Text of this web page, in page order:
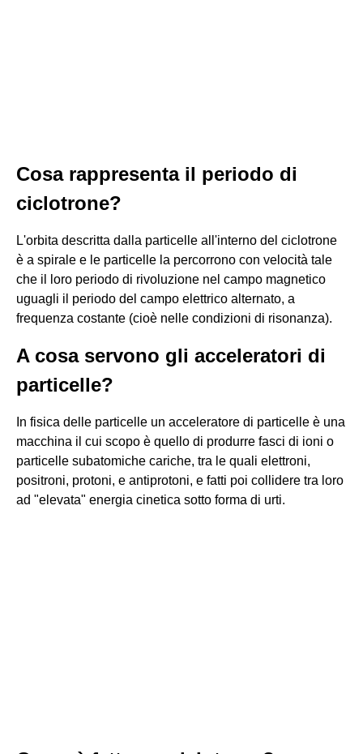
Cosa rappresenta il periodo di
ciclotrone?
L'orbita descritta dalla particelle all'interno del ciclotrone
è a spirale e le particelle la percorrono con velocità tale
che il loro periodo di rivoluzione nel campo magnetico
uguagli il periodo del campo elettrico alternato, a
frequenza costante (cioè nelle condizioni di risonanza).
A cosa servono gli acceleratori di
particelle?
In fisica delle particelle un acceleratore di particelle è una
macchina il cui scopo è quello di produrre fasci di ioni o
particelle subatomiche cariche, tra le quali elettroni,
positroni, protoni, e antiprotoni, e fatti poi collidere tra loro
ad "elevata" energia cinetica sotto forma di urti.